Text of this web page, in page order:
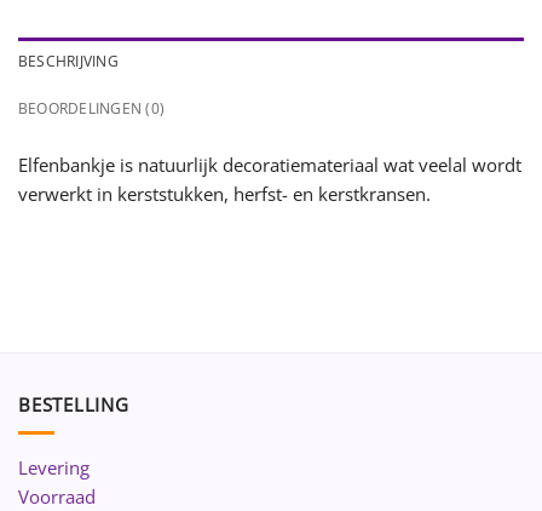
BESCHRIJVING
BEOORDELINGEN (0)
Elfenbankje is natuurlijk decoratiemateriaal wat veelal wordt
verwerkt in kerststukken, herfst- en kerstkransen.
BESTELLING
Levering
Voorraad